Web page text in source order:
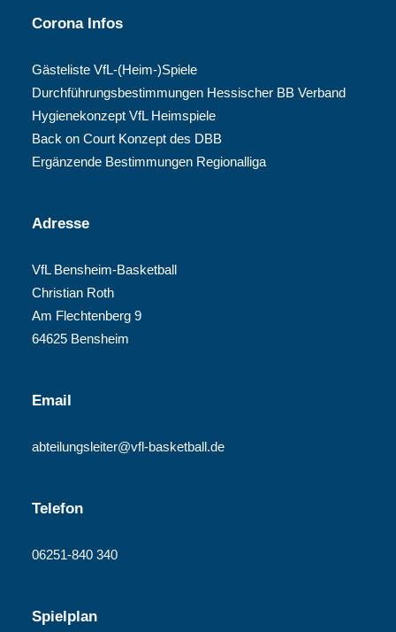
Corona Infos
Gästeliste VfL-(Heim-)Spiele
Durchführungsbestimmungen Hessischer BB Verband
Hygienekonzept VfL Heimspiele
Back on Court Konzept des DBB
Ergänzende Bestimmungen Regionalliga
Adresse
VfL Bensheim-Basketball
Christian Roth
Am Flechtenberg 9
64625 Bensheim
Email
abteilungsleiter@vfl-basketball.de
Telefon
06251-840 340
Spielplan